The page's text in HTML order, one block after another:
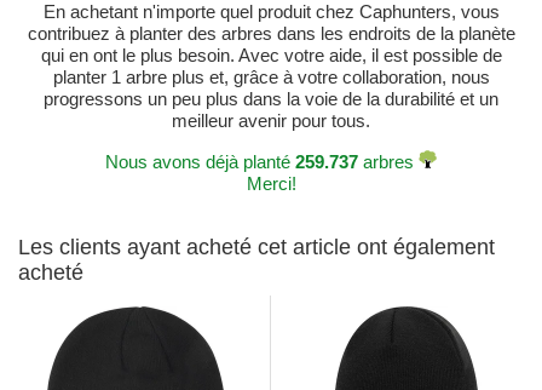
En achetant n'importe quel produit chez Caphunters, vous
contribuez à planter des arbres dans les endroits de la planète
qui en ont le plus besoin. Avec votre aide, il est possible de
planter 1 arbre plus et, grâce à votre collaboration, nous
progressons un peu plus dans la voie de la durabilité et un
meilleur avenir pour tous.
Nous avons déjà planté 259.737 arbres
Merci!
Les clients ayant acheté cet article ont également
acheté